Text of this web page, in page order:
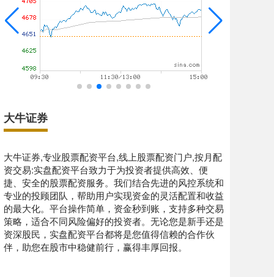
大牛证券
大牛证券,专业股票配资平台,线上股票配资门户,按月配
资交易:实盘配资平台致力于为投资者提供高效、便
捷、安全的股票配资服务。我们结合先进的风控系统和
专业的投顾团队，帮助用户实现资金的灵活配置和收益
的最大化。平台操作简单，资金秒到账，支持多种交易
策略，适合不同风险偏好的投资者。无论您是新手还是
资深股民，实盘配资平台都将是您值得信赖的合作伙
伴，助您在股市中稳健前行，赢得丰厚回报。